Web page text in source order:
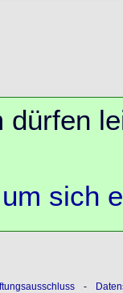
dürfen
sich
-